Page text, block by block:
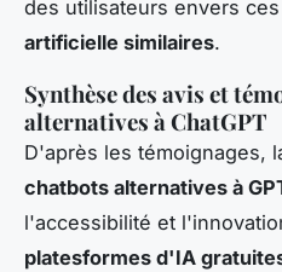
des utilisateurs envers ces
artificielle similaires.
Synthèse des avis et
alternatives à ChatGPT
D'après les témoignages,
chatbots alternatives à
l'accessibilité et
platesformes d'IA